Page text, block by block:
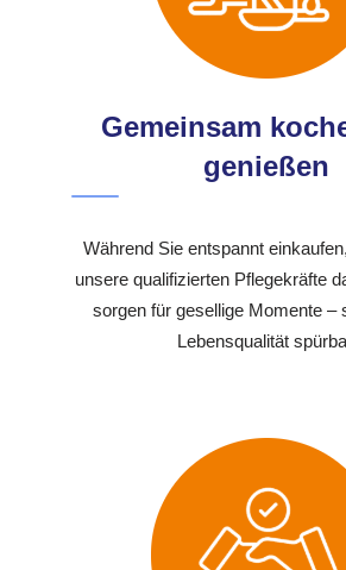
Gemeinsam
genießen
Während Sie entspannt
unsere qualifizierten Pflegekräfte
sorgen für gesellige Momente –
Lebensqualität